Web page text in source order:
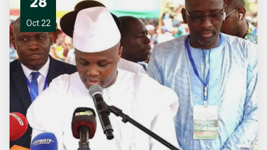
Oct 22